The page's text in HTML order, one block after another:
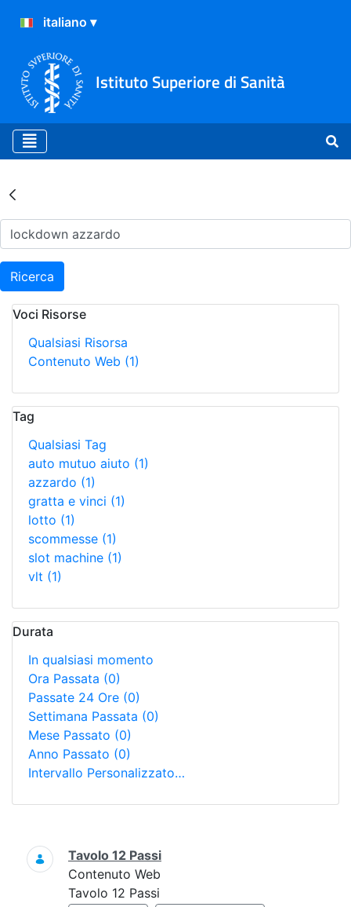
Istituto Superiore di Sanità
Risultati della Ricerca -
Ricerca
Voci Risorse
Qualsiasi Risorsa
Contenuto Web (1)
Tag
Qualsiasi Tag
auto mutuo aiuto (1)
azzardo (1)
gratta e vinci (1)
lotto (1)
scommesse (1)
slot machine (1)
vlt (1)
Durata
In qualsiasi momento
Ora Passata (0)
Passate 24 Ore (0)
Settimana Passata (0)
Mese Passato (0)
Anno Passato (0)
Intervallo Personalizzato…
Ricerca
Tavolo 12 Passi
Contenuto Web
Tavolo 12 Passi